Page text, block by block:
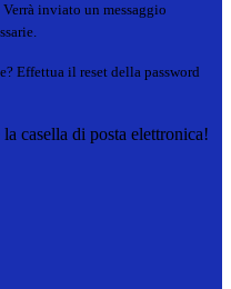
Verrà inviato un messaggio
Effettua il reset della password
casella di posta elettronica!